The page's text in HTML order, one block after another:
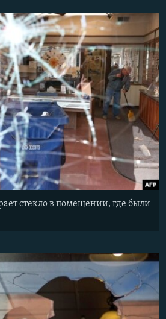
стекло в помещении, где были